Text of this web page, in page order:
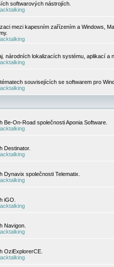
softwarových nástrojích.
mezi kapesním zařízením a Windows,
národních lokalizacích systému, aplikací a
souvisejících se softwarem pro
Be-On-Road společnosti Aponia Software.
Destinator.
Dynavix společnosti Telematix.
iGO.
Navigon.
OziExplorerCE.